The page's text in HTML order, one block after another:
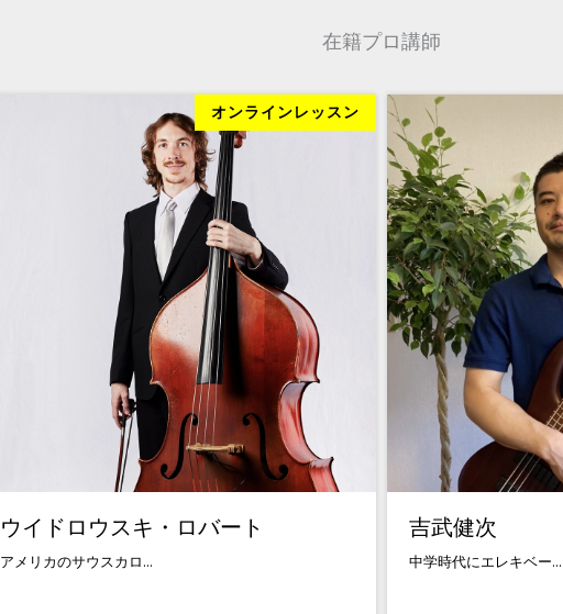
在籍プロ講師
オンラインレッスン
ウイドロウスキ・ロバート
アメリカのサウスカロ...
吉武健次
中学時代にエレキベー...